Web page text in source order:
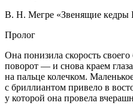
В. Н. Мегре «Звенящие кедры
Пролог
Она понизила скорость
поворот — и снова краем
на пальце колечком.
с бриллиантом привело в
у которой она провела